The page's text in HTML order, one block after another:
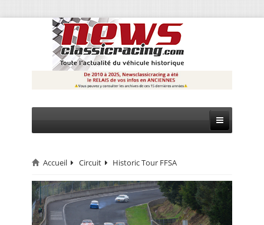
CIRCUIT
RALLYE
MONTAGNE
Accueil Circuit Historic Tour FFSA